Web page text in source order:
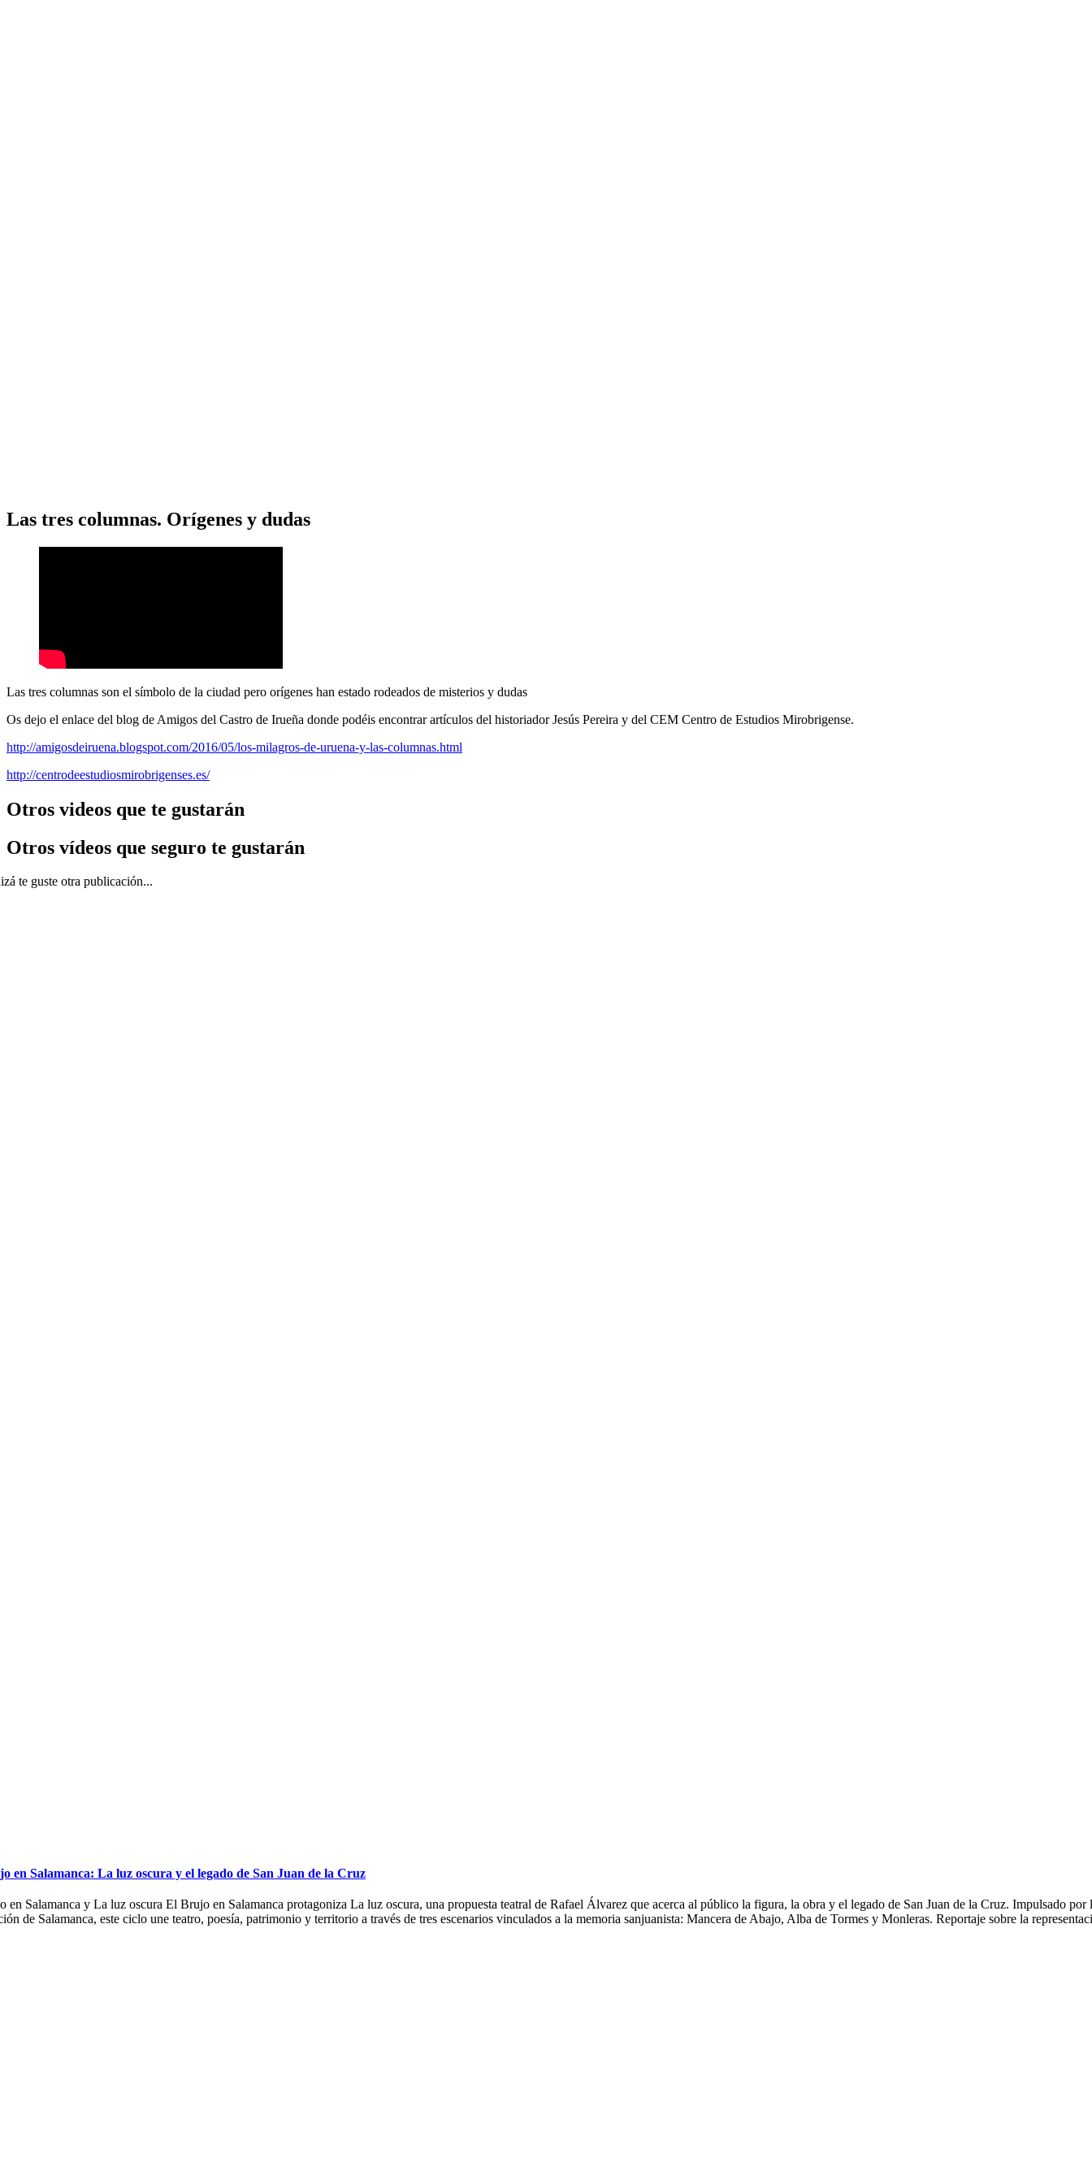
Las tres columnas. Orígenes y dudas
Las tres columnas son el símbolo de la ciudad pero orígenes han estado rodeados de misterios y dudas
Os dejo el enlace del blog de Amigos del Castro de Irueña donde podéis encontrar artículos del historiador Jesús Pereira y del CEM Centro de Estudios Mirobrigense.
http://amigosdeiruena.blogspot.com/2016/05/los-milagros-de-uruena-y-las-columnas.html
http://centrodeestudiosmirobrigenses.es/
Otros videos que te gustarán
Otros vídeos que seguro te gustarán
te guste otra publicación...
en Salamanca: La luz oscura y el legado de San Juan de la Cruz
en Salamanca y La luz oscura El Brujo en Salamanca protagoniza La luz oscura, una propuesta teatral de Rafael Álvarez que acerca al público la figura, la obra y el legado de San Juan de la Cruz. Impulsado por
de Salamanca, este ciclo une teatro, poesía, patrimonio y territorio a través de tres escenarios vinculados a la memoria sanjuanista: Mancera de Abajo, Alba de Tormes y Monleras. Reportaje sobre la